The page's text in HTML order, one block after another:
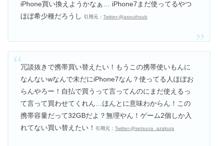
iPhone買い換えようかなぁ… iPhone7まだ使ってるやつ
ほぼ希少種だろうし
引用元：Twitter-@asouthsub
冗談抜きで携帯買い替えたい！もうこの携帯使いもんに
なんないwなんで未だにiPhone7なん？使ってる人ほぼお
らんやろー！自払で買うって言ってんのにまだ使えるっ
て言って買わせてくれん…ほんとに意味わからん！この
携帯容量だって32GBだよ？無理やん！ゲーム2個しか入
れてない買い替えたい！
引用元：Twitter-@setsuna_azakura